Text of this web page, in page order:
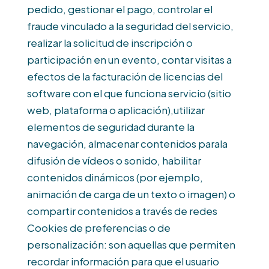
pedido, gestionar el pago, controlar el
fraude vinculado a la seguridad del servicio,
realizar la solicitud de inscripción o
participación en un evento, contar visitas a
efectos de la facturación de licencias del
software con el que funciona servicio (sitio
web, plataforma o aplicación),utilizar
elementos de seguridad durante la
navegación, almacenar contenidos parala
difusión de vídeos o sonido, habilitar
contenidos dinámicos (por ejemplo,
animación de carga de un texto o imagen) o
compartir contenidos a través de redes
Cookies de preferencias o de
personalización: son aquellas que permiten
recordar información para que el usuario